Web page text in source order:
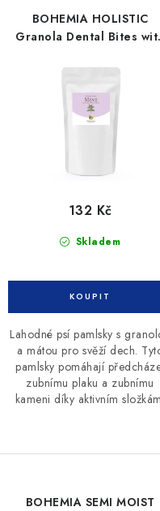
o
BOHEMIA HOLISTIC
Granola Dental Bites
Skladem
132 Kč
Lahodné psí pamlsky s
a mátou pro svěží dech.
pamlsky pomáhají
zubnímu plaku a zubnímu
kameni díky aktivním
BOHEMIA SEMI MOIST